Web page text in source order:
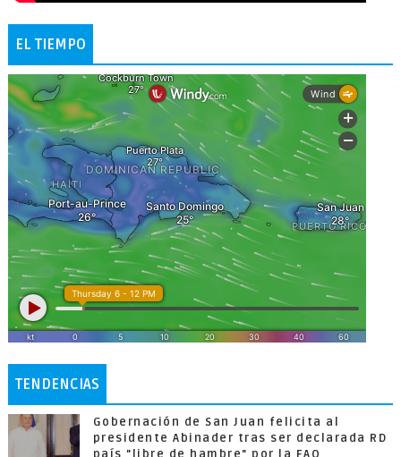
EL TIEMPO
TENDENCIAS
Gobernación de San Juan felicita al
presidente Abinader tras ser declarada RD